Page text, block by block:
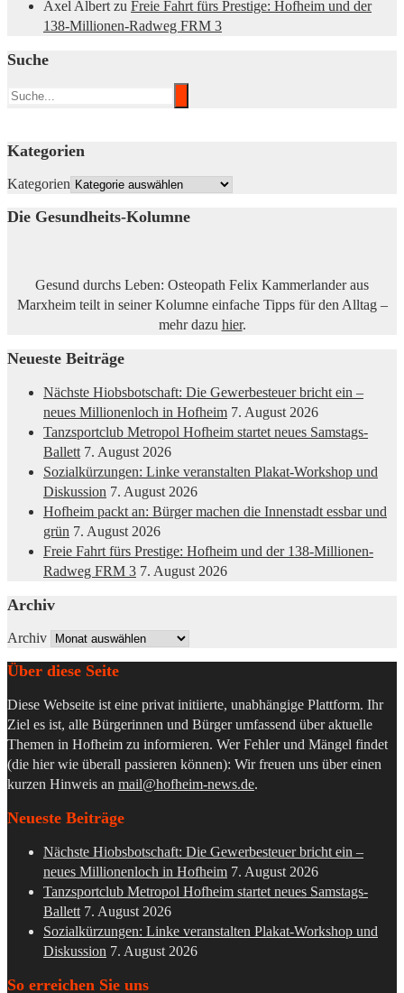
Axel Albert zu Freie Fahrt fürs Prestige: Hofheim und der
138-Millionen-Radweg FRM 3
Suche
Kategorien
Kategorien
Die Gesundheits-Kolumne
Gesund durchs Leben: Osteopath Felix Kammerlander aus
Marxheim teilt in seiner Kolumne einfache Tipps für den Alltag –
mehr dazu hier.
Neueste Beiträge
Nächste Hiobsbotschaft: Die Gewerbesteuer bricht ein –
neues Millionenloch in Hofheim 7. August 2026
Tanzsportclub Metropol Hofheim startet neues Samstags-
Ballett 7. August 2026
Sozialkürzungen: Linke veranstalten Plakat-Workshop und
Diskussion 7. August 2026
Hofheim packt an: Bürger machen die Innenstadt essbar und
grün 7. August 2026
Freie Fahrt fürs Prestige: Hofheim und der 138-Millionen-
Radweg FRM 3 7. August 2026
Archiv
Archiv
Über diese Seite
Diese Webseite ist eine privat initiierte, unabhängige Plattform. Ihr
Ziel es ist, alle Bürgerinnen und Bürger umfassend über aktuelle
Themen in Hofheim zu informieren. Wer Fehler und Mängel findet
(die hier wie überall passieren können): Wir freuen uns über einen
kurzen Hinweis an mail@hofheim-news.de.
Neueste Beiträge
Nächste Hiobsbotschaft: Die Gewerbesteuer bricht ein –
neues Millionenloch in Hofheim 7. August 2026
Tanzsportclub Metropol Hofheim startet neues Samstags-
Ballett 7. August 2026
Sozialkürzungen: Linke veranstalten Plakat-Workshop und
Diskussion 7. August 2026
So erreichen Sie uns